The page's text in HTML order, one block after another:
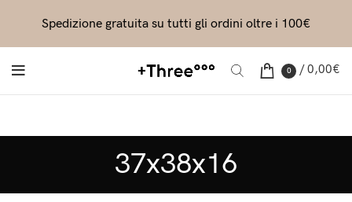
0 / 0,00€
37x38x16
Spedizione gratuita su tutti gli ordini oltre i 100€